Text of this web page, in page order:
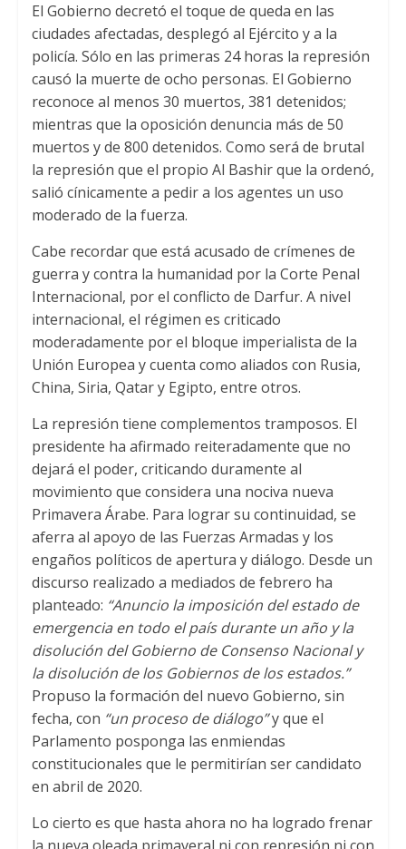
El Gobierno decretó el toque de queda en las
ciudades afectadas, desplegó al Ejército y a la
policía. Sólo en las primeras 24 horas la represión
causó la muerte de ocho personas. El Gobierno
reconoce al menos 30 muertos, 381 detenidos;
mientras que la oposición denuncia más de 50
muertos y de 800 detenidos. Como será de brutal
la represión que el propio Al Bashir que la ordenó,
salió cínicamente a pedir a los agentes un uso
moderado de la fuerza.
Cabe recordar que está acusado de crímenes de
guerra y contra la humanidad por la Corte Penal
Internacional, por el conflicto de Darfur. A nivel
internacional, el régimen es criticado
moderadamente por el bloque imperialista de la
Unión Europea y cuenta como aliados con Rusia,
China, Siria, Qatar y Egipto, entre otros.
La represión tiene complementos tramposos. El
presidente ha afirmado reiteradamente que no
dejará el poder, criticando duramente al
movimiento que considera una nociva nueva
Primavera Árabe. Para lograr su continuidad, se
aferra al apoyo de las Fuerzas Armadas y los
engaños políticos de apertura y diálogo. Desde un
discurso realizado a mediados de febrero ha
planteado: “Anuncio la imposición del estado de
emergencia en todo el país durante un año y la
disolución del Gobierno de Consenso Nacional y
la disolución de los Gobiernos de los estados.”
Propuso la formación del nuevo Gobierno, sin
fecha, con “un proceso de diálogo”y que el
Parlamento posponga las enmiendas
constitucionales que le permitirían ser candidato
en abril de 2020.
Lo cierto es que hasta ahora no ha logrado frenar